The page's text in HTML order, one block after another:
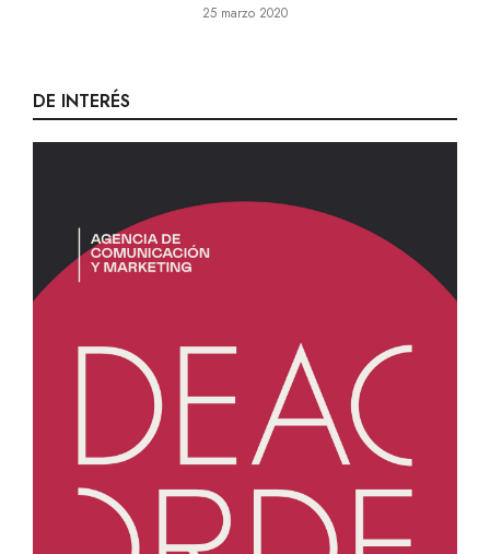
25 marzo 2020
DE INTERÉS